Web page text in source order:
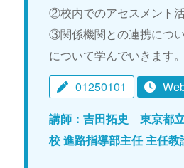
②校内でのアセスメント
③関係機関との連携につ
について学んでいきます。
01250101
講師：吉田拓史 東京都
校 進路指導部主任 主任教